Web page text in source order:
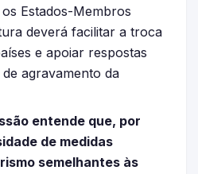
Estados-Membros
deverá facilitar a troca
e apoiar respostas
agravamento da
entende que, por
de medidas
semelhantes às